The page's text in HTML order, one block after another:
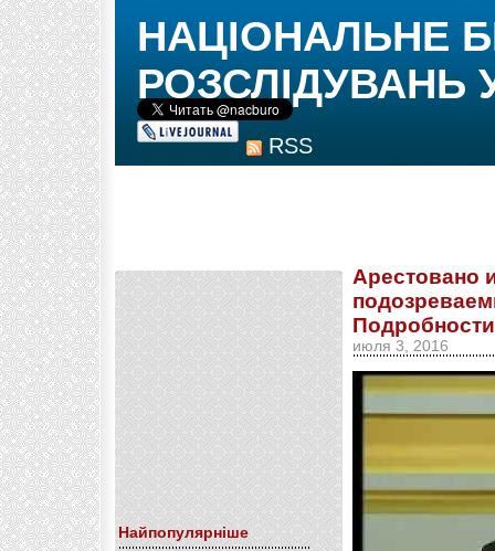
RSS
НАЦІОНАЛЬНЕ
РОЗСЛІДУВАНЬ
Найпопулярніше
Арестовано
Подробности
июля 3, 2016